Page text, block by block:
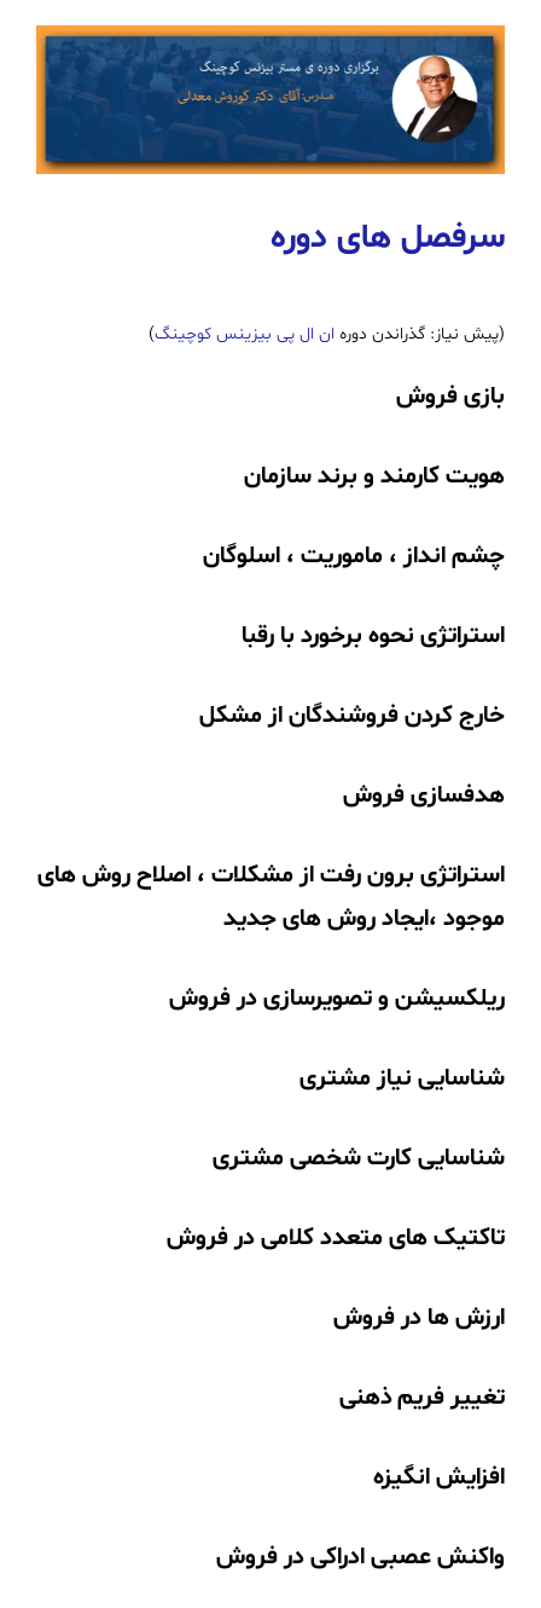
سرفصل های دوره
(پیش نیاز: گذراندن دوره ان ال پی بیزینس کوچینگ)
بازی فروش
هویت کارمند و برند سازمان
چشم انداز ، ماموریت ، اسلوگان
استراتژی نحوه برخورد با رقبا
خارج کردن فروشندگان از مشکل
هدفسازی فروش
استراتژی برون رفت از مشکلات ، اصلاح روش های
موجود ،ایجاد روش های جدید
ریلکسیشن و تصویرسازی در فروش
شناسایی نیاز مشتری
شناسایی کارت شخصی مشتری
تاکتیک های متعدد کلامی در فروش
ارزش ها در فروش
تغییر فریم ذهنی
افزایش انگیزه
واکنش عصبی ادراکی در فروش